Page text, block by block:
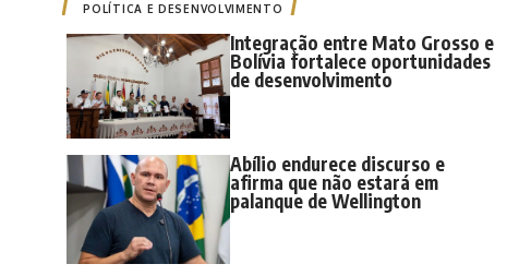
POLÍTICA E DESENVOLVIMENTO
Integração entre Mato Grosso e
Bolívia fortalece oportunidades
de desenvolvimento
Abílio endurece discurso e
afirma que não estará em
palanque de Wellington